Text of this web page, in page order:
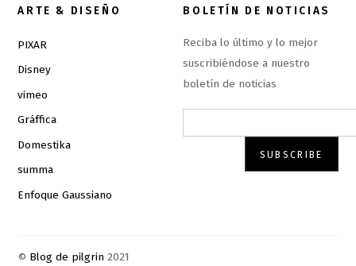
ARTE & DISEÑO
PIXAR
Disney
vimeo
Gráffica
Domestika
summa
Enfoque Gaussiano
BOLETÍN DE NOTICIAS
Reciba lo último y lo mejor
suscribiéndose a nuestro
boletín de noticias
© Blog de pilgrin 2021